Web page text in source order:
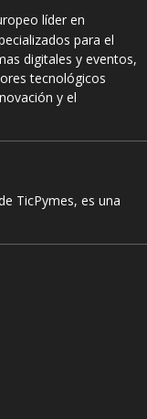
líder en
para el
digitales y eventos,
tecnológicos
y el
TicPymes, es una